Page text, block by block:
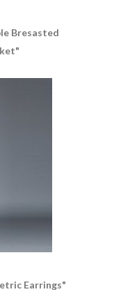
Bresasted
Earrings"